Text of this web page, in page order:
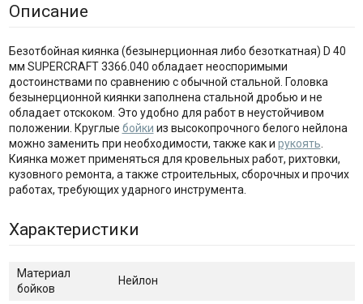
Описание
Безотбойная киянка (безынерционная либо безоткатная) D 40
мм SUPERCRAFT 3366.040 обладает неоспоримыми
достоинствами по сравнению с обычной стальной. Головка
безынерционной киянки заполнена стальной дробью и не
обладает отскоком. Это удобно для работ в неустойчивом
положении. Круглые бойки из высокопрочного белого нейлона
можно заменить при необходимости, также как и рукоять
Киянка может применяться для кровельных работ, рихтовки,
кузовного ремонта, а также строительных, сборочных и прочих
работах, требующих ударного инструмента.
Характеристики
Материал
бойков
Нейлон